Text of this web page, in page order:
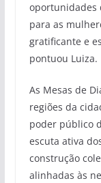
oportunidades
para as
gratificante e
pontuou Luiza.
As Mesas de
regiões da
poder público
escuta ativa
construção
alinhadas às